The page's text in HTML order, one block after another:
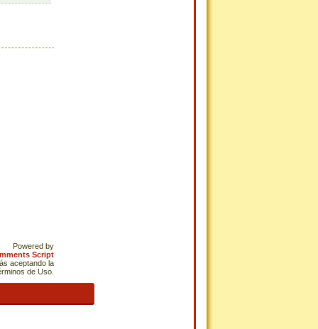
Powered by
Script
aceptando la
de Uso.